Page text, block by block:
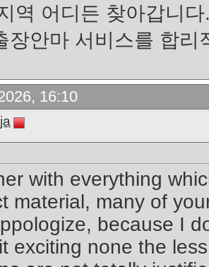
역 어디든 찾아갑니
장안마 서비스를 합리
16:10
with everything
material, many of
because I
exciting none the